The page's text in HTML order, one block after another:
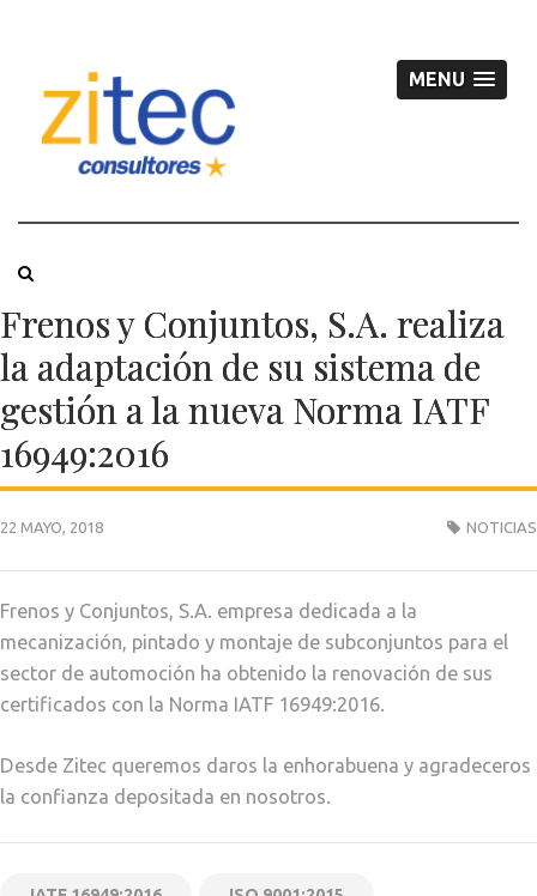
MENU
Frenos y Conjuntos, S.A. realiza
la adaptación de su sistema de
gestión a la nueva Norma IATF
16949:2016
22 MAYO, 2018 NOTICIAS
Frenos y Conjuntos, S.A. empresa dedicada a la
mecanización, pintado y montaje de subconjuntos para el
sector de automoción ha obtenido la renovación de sus
certificados con la Norma IATF 16949:2016.
Desde Zitec queremos daros la enhorabuena y agradeceros
la confianza depositada en nosotros.